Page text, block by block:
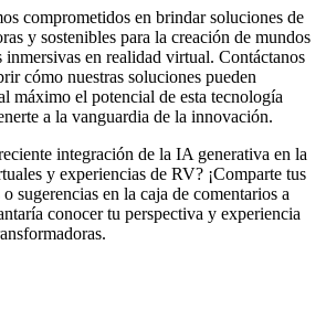
comprometidos en brindar soluciones de
y sostenibles para la creación de mundos
en realidad virtual. Contáctanos
cómo nuestras soluciones pueden
máximo el potencial de esta tecnología
a la vanguardia de la innovación.
integración de la IA generativa en la
y experiencias de RV? ¡Comparte tus
sugerencias en la caja de comentarios a
conocer tu perspectiva y experiencia